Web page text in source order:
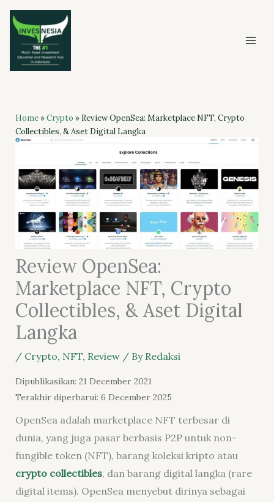
Skip
content
Home»Crypto » Review OpenSea: Marketplace NFT, Crypto
Collectibles, & Aset Digital Langka
Review OpenSea:
Marketplace NFT, Crypto
Collectibles, & Aset Digital
Langka
/ Crypto, NFT, Review/ By Redaksi
Dipublikasikan: 21 December 2021
Terakhir diperbarui: 6 December 2025
OpenSea adalah marketplace NFT terbesar di
dunia, yang juga pasar berbasis P2P untuk non-
fungible token (NFT), barang koleksi kripto atau
crypto collectibles, dan barang digital langka (rare
digital items). OpenSea menyebut dirinya sebagai